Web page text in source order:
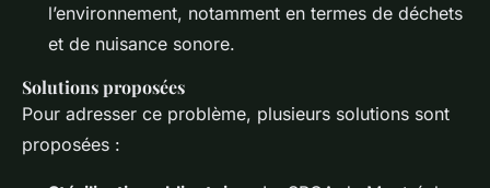
l’environnement, notamment en termes de déchets
et de nuisance sonore.
Solutions proposées
Pour adresser ce problème, plusieurs solutions sont
proposées :